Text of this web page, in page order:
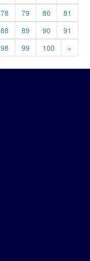
78 79 80
81
88 89 90
91
98 99 100 »